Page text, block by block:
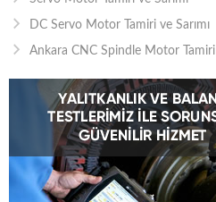
DC Servo Motor Tamiri ve Sarımı
Ankara CNC Spindle Motor Tamiri